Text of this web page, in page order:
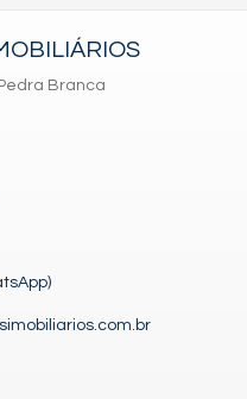
Branca